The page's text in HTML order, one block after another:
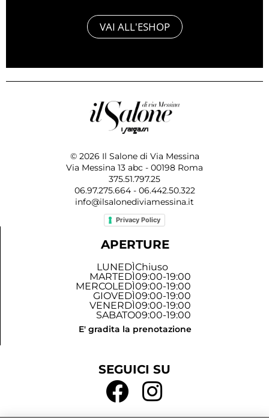
VAI ALL'ESHOP
© 2026 Il Salone di Via Messina
Via Messina 13 abc - 00198 Roma
375.51.797.25
06.97.275.664 - 06.442.50.322
info@ilsalonediviamessina.it
Privacy Policy
APERTURE
LUNEDÌChiuso
MARTEDÌ09:00-19:00
MERCOLEDÌ09:00-19:00
GIOVEDÌ09:00-19:00
VENERDÌ09:00-19:00
SABATO09:00-19:00
E' gradita la prenotazione
SEGUICI SU